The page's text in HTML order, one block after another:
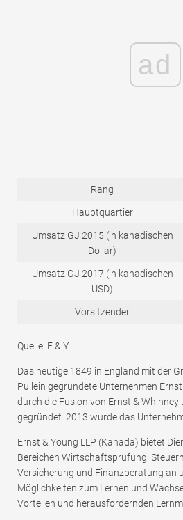
ad
Rang
Hauptquartier
Umsatz GJ 2015 (in kanadischen
Dollar)
Umsatz GJ 2017 (in kanadischen
USD)
Vorsitzender
Quelle: E & Y.
Das heutige 1849 in England mit der
Pullein gegründete Unternehmen
durch die Fusion von Ernst & Whinney
gegründet. 2013 wurde das
Ernst & Young LLP (Kanada) bietet
Bereichen Wirtschaftsprüfung,
Versicherung und Finanzberatung an
Möglichkeiten zum Lernen und
Vorteilen und herausfordernden